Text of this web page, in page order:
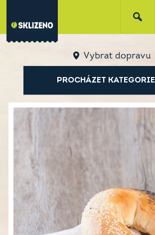
Vybrat dopravu
PROCHÁZET KATEGORIE